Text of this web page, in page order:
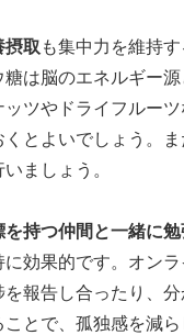
摂取 も集中力を維持
は脳のエネルギー
ツやドライフルー
とよいでしょう。
ましょう。
を持つ仲間と一緒に
効果的です。オン
を報告し合ったり、
とで、孤独感を減